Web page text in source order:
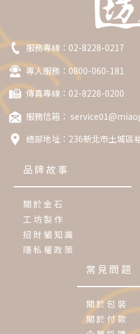
服務專線： 02-8228-0217
專人服務：0800-060-181
傳真專線：02-8228-0200
服務信箱：
總部地址： 236新北市土城區
品牌故事
關於金石
工坊製作
招財貓知識
隱私權政策
常見問題
關於包裝
關於付款